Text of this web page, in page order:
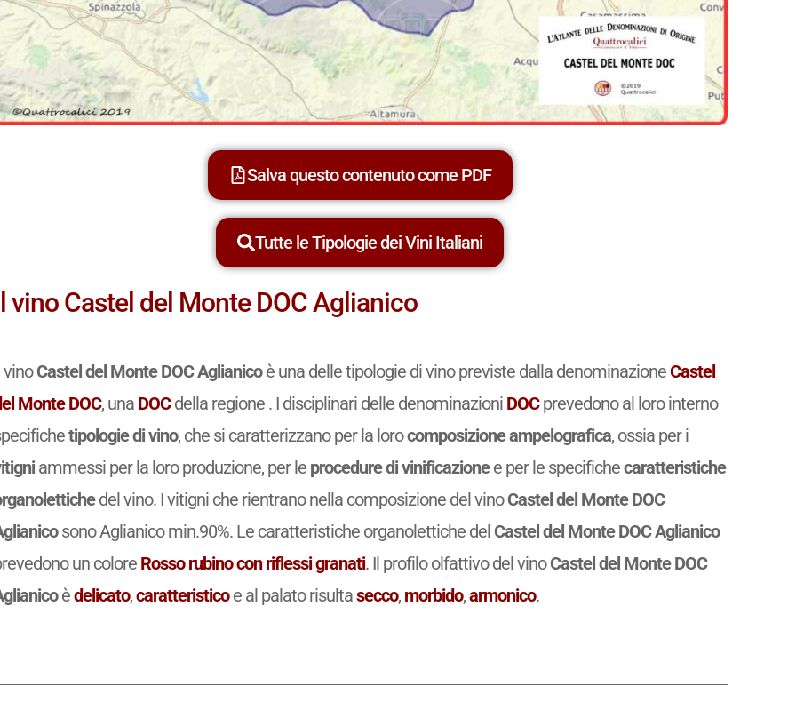
Salva questo contenuto come PDF
Tutte le Tipologie dei Vini Italiani
vino Castel del Monte DOC Aglianico
vinoCastel del Monte DOC Aglianicoè una delle tipologie di vino previste dalla denominazioneCastel
Monte DOC, una DOCdella regione . I disciplinari delle denominazioni DOCprevedono al loro interno
tipologie di vino, che si caratterizzano per la lorocomposizione ampelografica, ossia per i
ammessi per la loro produzione, per le procedure di vinificazionee per le specifichecaratteristiche
del vino. I vitigni che rientrano nella composizione del vinoCastel del Monte DOC
sono Aglianico min.90%. Le caratteristiche organolettiche del Castel del Monte DOC Aglianico
un colore Rosso rubino con riflessi granati. Il profilo olfattivo del vinoCastel del Monte DOC
èdelicato,caratteristicoe al palato risultasecco, morbido,armonico.